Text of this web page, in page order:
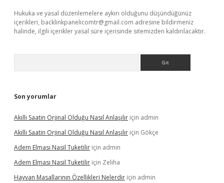
Hukuka ve yasal düzenlemelere aykırı olduğunu düşündüğünüz
içerikleri, backlinkpanelicomtr@gmail.com adresine bildirmeniz
halinde, ilgili içerikler yasal süre içerisinde sitemizden kaldırılacaktır.
Son yorumlar
Akıllı Saatin Orjinal Olduğu Nasıl Anlaşılır için admin
Akıllı Saatin Orjinal Olduğu Nasıl Anlaşılır için Gökçe
Adem Elması Nasil Tuketilir için admin
Adem Elması Nasil Tuketilir için Zeliha
Hayvan Masallarının Özellikleri Nelerdir için admin